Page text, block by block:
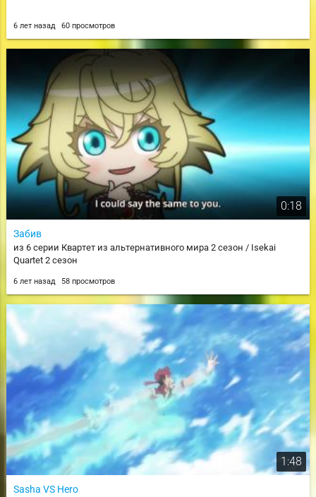
6 лет назад 60 просмотров
0:18
Забив
из 6 серии Квартет из альтернативного мира 2 сезон / Isekai
Quartet 2 сезон
6 лет назад 58 просмотров
1:48
Sasha VS Hero